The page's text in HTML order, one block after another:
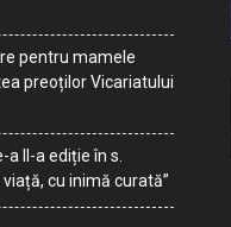
pentru mamele
preoților Vicariatului
a II-a ediție în s.
cu inimă curată”